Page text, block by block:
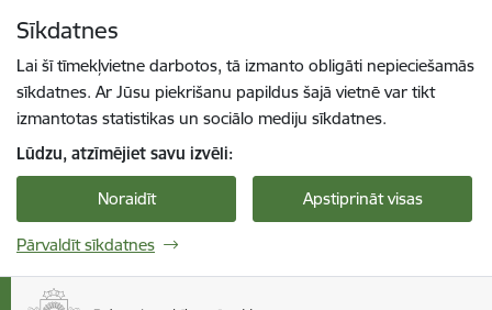
Sīkdatnes
Lai šī tīmekļvietne darbotos, tā izmanto obligāti nepieciešamās
sīkdatnes. Ar Jūsu piekrišanu papildus šajā vietnē var tikt
izmantotas statistikas un sociālo mediju sīkdatnes.
Lūdzu, atzīmējiet savu izvēli:
Noraidīt Apstiprināt visas
Pārvaldīt sīkdatnes